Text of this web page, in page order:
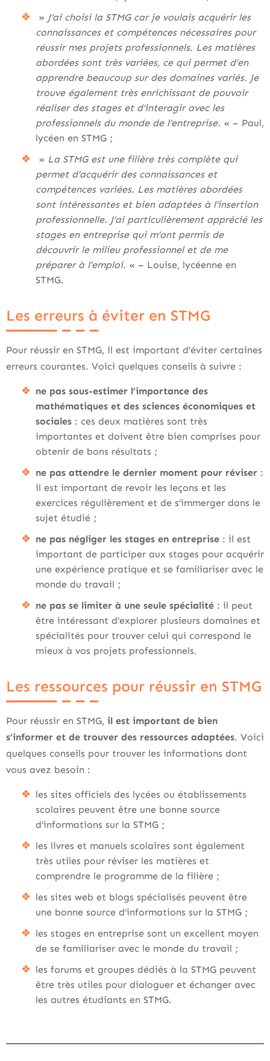
» J’ai choisi la STMG car je voulais acquérir les
connaissances et compétences nécessaires pour
réussir mes projets professionnels. Les matières
abordées sont très variées, ce qui permet d’en
apprendre beaucoup sur des domaines variés. Je
trouve également très enrichissant de pouvoir
réaliser des stages et d’interagir avec les
professionnels du monde de l’entreprise. « – Paul,
lycéen en STMG ;
» La STMG est une filière très complète qui
permet d’acquérir des connaissances et
compétences variées. Les matières abordées
sont intéressantes et bien adaptées à l’insertion
professionnelle. J’ai particulièrement apprécié les
stages en entreprise qui m’ont permis de
découvrir le milieu professionnel et de me
préparer à l’emploi. « – Louise, lycéenne en
STMG.
Les erreurs à éviter en STMG
Pour réussir en STMG, il est important d’éviter certaines
erreurs courantes. Voici quelques conseils à suivre :
ne pas sous-estimer l’importance des
mathématiques et des sciences économiques et
sociales : ces deux matières sont très
importantes et doivent être bien comprises pour
obtenir de bons résultats ;
ne pas attendre le dernier moment pour réviser :
il est important de revoir les leçons et les
exercices régulièrement et de s’immerger dans le
sujet étudié ;
ne pas négliger les stages en entreprise : il est
important de participer aux stages pour acquérir
une expérience pratique et se familiariser avec le
monde du travail ;
ne pas se limiter à une seule spécialité : il peut
être intéressant d’explorer plusieurs domaines et
spécialités pour trouver celui qui correspond le
mieux à vos projets professionnels.
Les ressources pour réussir en STMG
Pour réussir en STMG, il est important de bien
s’informer et de trouver des ressources adaptées. Voici
quelques conseils pour trouver les informations dont
vous avez besoin :
les sites officiels des lycées ou établissements
scolaires peuvent être une bonne source
d’informations sur la STMG ;
les livres et manuels scolaires sont également
très utiles pour réviser les matières et
comprendre le programme de la filière ;
les sites web et blogs spécialisés peuvent être
une bonne source d’informations sur la STMG ;
les stages en entreprise sont un excellent moyen
de se familiariser avec le monde du travail ;
les forums et groupes dédiés à la STMG peuvent
être très utiles pour dialoguer et échanger avec
les autres étudiants en STMG.